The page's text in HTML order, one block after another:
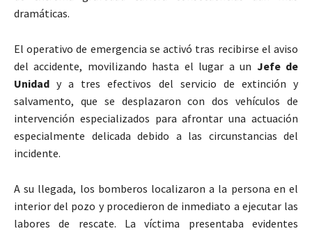
dramáticas.
El operativo de emergencia se activó tras recibirse el aviso
del accidente, movilizando hasta el lugar a un Jefe de
Unidad y a tres efectivos del servicio de extinción y
salvamento, que se desplazaron con dos vehículos de
intervención especializados para afrontar una actuación
especialmente delicada debido a las circunstancias del
incidente.
A su llegada, los bomberos localizaron a la persona en el
interior del pozo y procedieron de inmediato a ejecutar las
labores de rescate. La víctima presentaba evidentes